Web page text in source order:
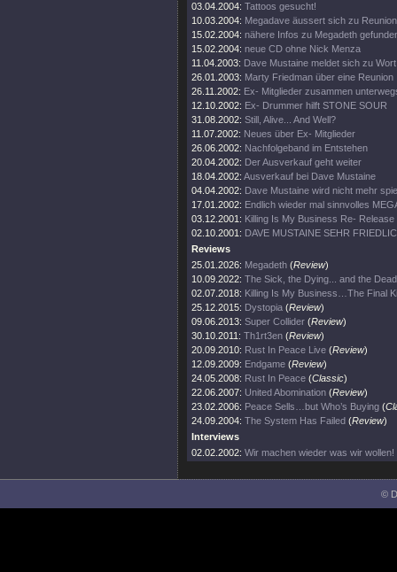
03.04.2004: Tattoos gesucht!
10.03.2004: Megadave äussert sich zu Reunion
15.02.2004: nähere Infos zu Megadeth
15.02.2004: neue CD ohne Nick Menza
11.04.2003: Dave Mustaine meldet sich zu Wort
26.01.2003: Marty Friedman über eine Reunion
26.11.2002: Ex- Mitglieder zusammen
12.10.2002: Ex- Drummer hilft STONE SOUR
31.08.2002: Still, Alive... And Well?
11.07.2002: Neues über Ex- Mitglieder
26.06.2002: Nachfolgeband im Entstehen
20.04.2002: Der Ausverkauf geht weiter
18.04.2002: Ausverkauf bei Dave Mustaine
04.04.2002: Dave Mustaine wird nicht mehr
17.01.2002: Endlich wieder mal sinnvolles
03.12.2001: Killing Is My Business Re- Release
02.10.2001: DAVE MUSTAINE SEHR
Reviews
25.01.2026: Megadeth (Review)
10.09.2022: The Sick, the Dying... and the
02.07.2018: Killing Is My Business…The Final
25.12.2015: Dystopia (Review)
09.06.2013: Super Collider (Review)
30.10.2011: Th1rt3en (Review)
20.09.2010: Rust In Peace Live (Review)
12.09.2009: Endgame (Review)
24.05.2008: Rust In Peace (Classic)
22.06.2007: United Abomination (Review)
23.02.2006: Peace Sells…but Who’s Buying (
24.09.2004: The System Has Failed (Review)
Interviews
02.02.2002: Wir machen wieder was wir wollen!
©